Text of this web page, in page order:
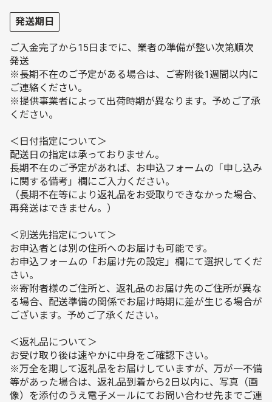
発送期日
ご入金完了から15日までに、業者の準備が整い次第順次
発送
※長期不在のご予定がある場合は、ご寄附後1週間以内に
ご連絡ください。
※提供事業者によって出荷時期が異なります。予めご了承
ください。
＜日付指定について＞
配送日の指定は承っておりません。
長期不在のご予定があれば、お申込フォームの「申し込み
に関する備考」欄にご入力ください。
（長期不在等により返礼品をお受取りできなかった場合、
再発送はできません。）
＜別送先指定について＞
お申込者とは別の住所へのお届けも可能です。
お申込フォームの「お届け先の設定」欄にて選択してくだ
さい。
※寄附者様のご住所と、返礼品のお届け先のご住所が異な
る場合、配送準備の関係でお届け時期に差が生じる場合が
ございます。予めご了承ください。
＜返礼品について＞
お受け取り後は速やかに中身をご確認下さい。
※万全を期して返礼品をお届けしていますが、万が一不備
等があった場合は、返礼品到着から2日以内に、写真（画
像）を添付のうえ電子メールにてお問い合わせ先までご連